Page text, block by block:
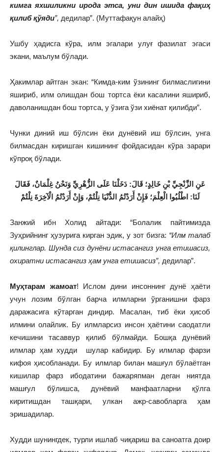
кимга яхшиликни ирода этса, уни дин ишида фақиҳ
қилиб қўяди”, дедилар”. (Муттафақун алайҳ)
Ушбу ҳадисга кўра, илм эгалари улуғ фазилат эгаси
экани, маълум бўлади.
Ҳакимлар айтган экан: “Кимда-ким ўзининг билмаслигини
яшириб, илм олишдан бош тортса ёки касалини яшириб,
даволанишдан бош тортса, у ўзига ўзи хиёнат қилибди”.
Чунки диний иш бўлсин ёки дунёвий иш бўлсин, унга
билмасдан киришган кишининг фойдасидан кўра зарари
кўпроқ бўлади.
عَنِ الزَّنْجِيِّ بْنِ خَالِدٍ؛ قَالَ: دَخَلْنَا عَلَى الزُّهْرِيِّ وَنَحْنُ غِلْمَانٌ، فَقَالَ
لَنَا: اطْلُبُوا الْعِلْمَ؛ فَإِنْ أَرَدْتُمُ الدُّنْيَا نِلْتُمْ، وَإِنْ أَرَدْتُمُ الْآخِرَةَ نِلْتُمْ
Занжий ибн Холид айтади: “Болалик пайтимизда
Зуҳрийнинг ҳузурига кирган эдик, у зот бизга: “Илм талаб
қилинглар. Шунда сиз дунёни истасангиз унга етишасиз,
охиратни истасангиз ҳам унга етишасиз”, дедилар”.
Муҳтарам жамоат! Ислом дини инсоннинг дунё ҳаёти
учун лозим бўлган барча илмларни ўрганишни фарз
даражасига кўтарган диндир. Масалан, тиб ёки ҳисоб
илмини олайлик. Бу илмларсиз инсон ҳаётини саодатли
кечишини тасаввур қилиб бўлмайди. Бошқа дунёвий
илмлар ҳам худди шулар кабидир. Бу илмлар фарзи
кифоя ҳисобланади. Бу илмлар билан машғул бўлаётган
кишилар фарз ибодатини бажаряпман деган ниятда
машғул бўлишса, дунёвий манфаатларни қўлга
киритишдан ташқари, улкан ажр-савобларга ҳам
эришадилар.
Худди шунингдек, турли ишлаб чиқариш ва саноатга доир